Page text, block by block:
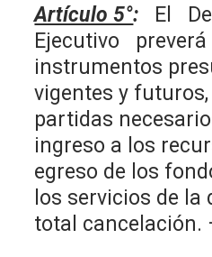
Artículo 5°: El
Ejecutivo
instrumentos
vigentes y
partidas
ingreso a los
egreso de los
los servicios de la
total cancelación.